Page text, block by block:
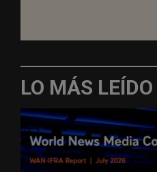
LO MÁS LEÍDO